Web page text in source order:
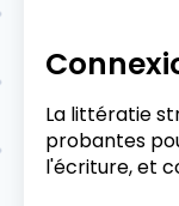
La littératie
probantes
l'écriture, et